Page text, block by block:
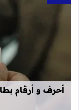
أحرف و أرقام